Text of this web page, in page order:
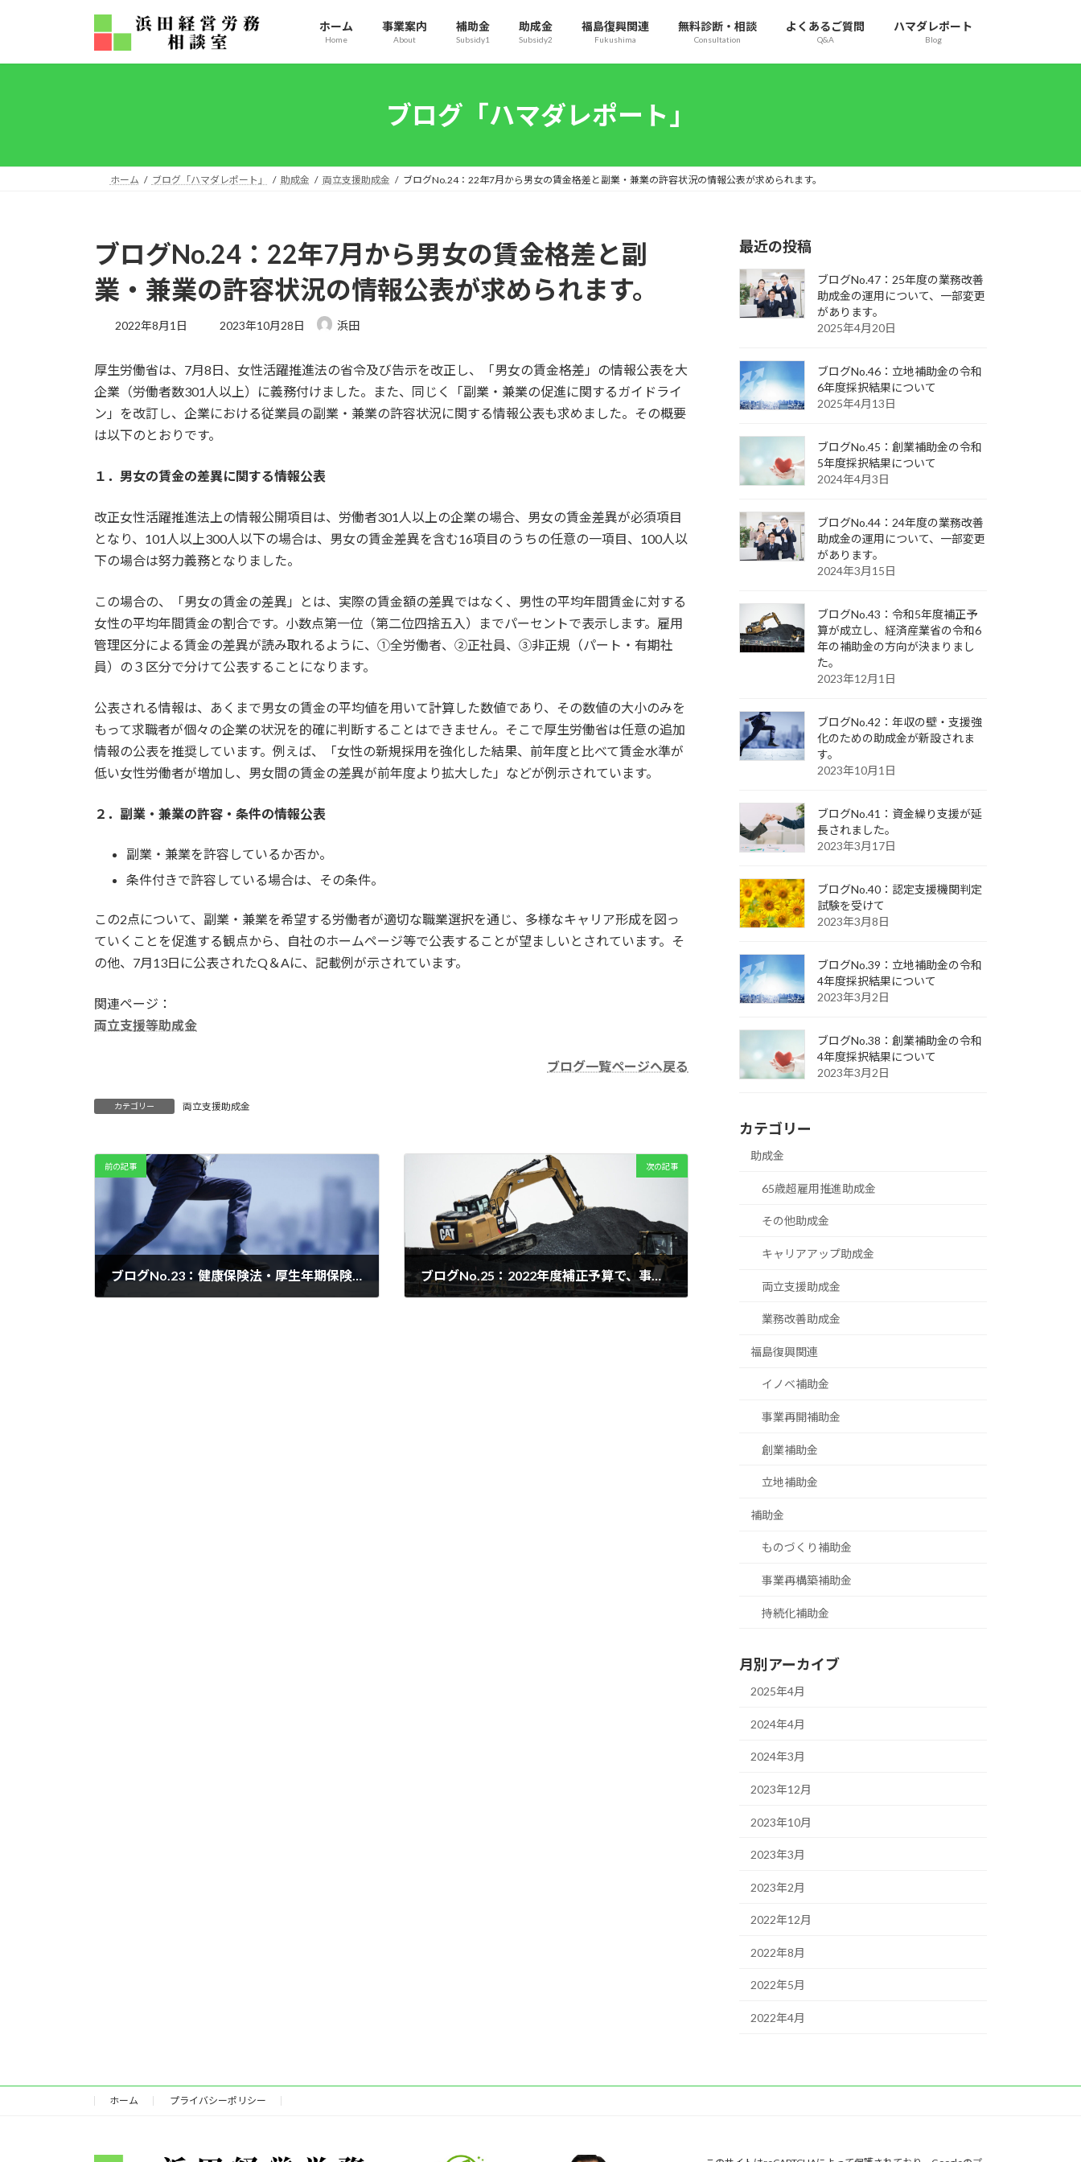
ン
ッ
ー
移
ホーム
Home
事業案内
About
補助金
Subsidy1
助成金
Subsidy2
福島復興関連
Fukushima
無料診断・相談
Consultation
よくあるご質問
Q&A
ハマダレポート
Blog
ブログ「ハマダレポート」
ホーム ブログ「ハマダレポート」 助成金 両立支援助成金 ブログNo.24：22年7月から男女の賃金格差と副業・兼業の許容状況の情報公表が求められます。
ブログNo.24：22年7月から男女の賃金格差と副
業・兼業の許容状況の情報公表が求められます。
2022年8月1日
最
新
日
時
:
2023年10月28日 浜田
厚生労働省は、7月8日、女性活躍推進法の省令及び告示を改正し、「男女の賃金格差」の情報公表を大
企業（労働者数301人以上）に義務付けました。また、同じく「副業・兼業の促進に関するガイドライ
ン」を改訂し、企業における従業員の副業・兼業の許容状況に関する情報公表も求めました。その概要
は以下のとおりです。
１．男女の賃金の差異に関する情報公表
改正女性活躍推進法上の情報公開項目は、労働者301人以上の企業の場合、男女の賃金差異が必須項目
となり、101人以上300人以下の場合は、男女の賃金差異を含む16項目のうちの任意の一項目、100人以
下の場合は努力義務となりました。
この場合の、「男女の賃金の差異」とは、実際の賃金額の差異ではなく、男性の平均年間賃金に対する
女性の平均年間賃金の割合です。小数点第一位（第二位四捨五入）までパーセントで表示します。雇用
管理区分による賃金の差異が読み取れるように、①全労働者、②正社員、③非正規（パート・有期社
員）の３区分で分けて公表することになります。
公表される情報は、あくまで男女の賃金の平均値を用いて計算した数値であり、その数値の大小のみを
もって求職者が個々の企業の状況を的確に判断することはできません。そこで厚生労働省は任意の追加
情報の公表を推奨しています。例えば、「女性の新規採用を強化した結果、前年度と比べて賃金水準が
低い女性労働者が増加し、男女間の賃金の差異が前年度より拡大した」などが例示されています。
２．副業・兼業の許容・条件の情報公表
副業・兼業を許容しているか否か。
条件付きで許容している場合は、その条件。
この2点について、副業・兼業を希望する労働者が適切な職業選択を通じ、多様なキャリア形成を図っ
ていくことを促進する観点から、自社のホームページ等で公表することが望ましいとされています。そ
の他、7月13日に公表されたQ＆Aに、記載例が示されています。
関連ページ：
両立支援等助成金
ブログ一覧ページへ戻る
カテゴリー 両立支援助成金
前の記事
ブログNo.23：健康保険法・厚生年期保険法2022年度法改正（10月施行分）の主なポイント
次の記事
ブログNo.25：2022年度補正予算で、事業再構築補助金が抜本拡充されました。
最近の投稿
ブログNo.47：25年度の業務改善
助成金の運用について、一部変更
があります。
2025年4月20日
ブログNo.46：立地補助金の令和
6年度採択結果について
2025年4月13日
ブログNo.45：創業補助金の令和
5年度採択結果について
2024年4月3日
ブログNo.44：24年度の業務改善
助成金の運用について、一部変更
があります。
2024年3月15日
ブログNo.43：令和5年度補正予
算が成立し、経済産業省の令和6
年の補助金の方向が決まりまし
た。
2023年12月1日
ブログNo.42：年収の壁・支援強
化のための助成金が新設されま
す。
2023年10月1日
ブログNo.41：資金繰り支援が延
長されました。
2023年3月17日
ブログNo.40：認定支援機関判定
試験を受けて
2023年3月8日
ブログNo.39：立地補助金の令和
4年度採択結果について
2023年3月2日
ブログNo.38：創業補助金の令和
4年度採択結果について
2023年3月2日
カテゴリー
助成金
65歳超雇用推進助成金
その他助成金
キャリアアップ助成金
両立支援助成金
業務改善助成金
福島復興関連
イノベ補助金
事業再開補助金
創業補助金
立地補助金
補助金
ものづくり補助金
事業再構築補助金
持続化補助金
月別アーカイブ
2025年4月
2024年4月
2024年3月
2023年12月
2023年10月
2023年3月
2023年2月
2022年12月
2022年8月
2022年5月
2022年4月
ホーム プライバシーポリシー